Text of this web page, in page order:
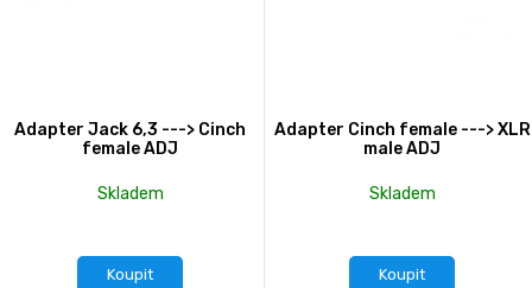
Adapter Jack 6,3 ---> Cinch
female ADJ
Skladem
Koupit
Adapter Cinch female ---> XLR
male ADJ
Skladem
Koupit